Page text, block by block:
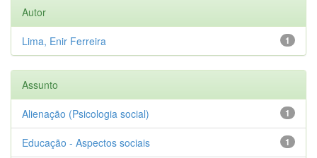
Autor
1
Lima, Enir Ferreira
Assunto
1
Alienação (Psicologia social)
1
Educação - Aspectos sociais